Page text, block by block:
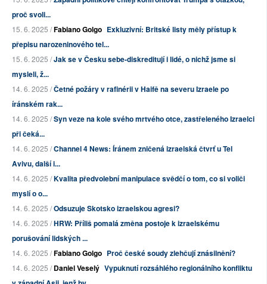
proč svoli...
15. 6. 2025 /Fabiano Golgo Exkluzivní: Britské listy měly přístup k
přepisu narozeninového tel...
15. 6. 2025 /Jak se v Česku sebe-diskreditují i lidé, o nichž jsme si
mysleli, ž...
14. 6. 2025 /Četné požáry v rafinérii v Haifě na severu Izraele po
íránském rak...
14. 6. 2025 /Syn veze na kole svého mrtvého otce, zastřeleného Izraelci
při čeká...
14. 6. 2025 /Channel 4 News: Íránem zničená izraelská čtvrť u Tel
Avivu, další i...
14. 6. 2025 /Kvalita předvolební manipulace svědčí o tom, co si voliči
myslí o o...
14. 6. 2025 /Odsuzuje Skotsko izraelskou agresi?
14. 6. 2025 /HRW: Příliš pomalá změna postoje k izraelskému
porušování lidských ...
14. 6. 2025 /Fabiano Golgo Proč české soudy zlehčují znásilnění?
14. 6. 2025 /Daniel Veselý Vypuknutí rozsáhlého regionálního konfliktu